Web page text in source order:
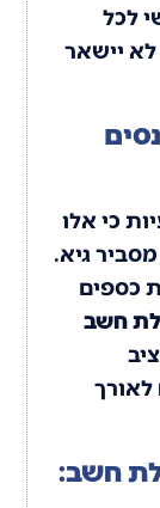
לכל
יישאר
כי אלו
גיא.
כספים
חשב
חשב: